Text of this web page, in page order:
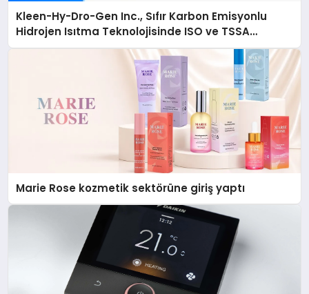
Kleen-Hy-Dro-Gen Inc., Sıfır Karbon Emisyonlu
Hidrojen Isıtma Teknolojisinde ISO ve TSSA
Düzenleyici Onaylarını Aldı
Marie Rose kozmetik sektörüne giriş yaptı